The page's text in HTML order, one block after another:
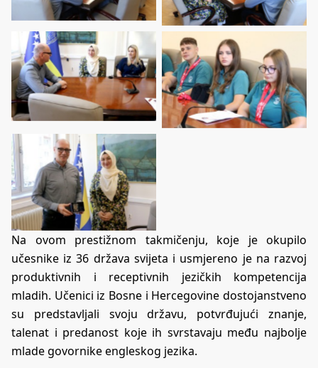
Na ovom prestižnom takmičenju, koje je okupilo
učesnike iz 36 država svijeta i usmjereno je na razvoj
produktivnih i receptivnih jezičkih kompetencija
mladih. Učenici iz Bosne i Hercegovine dostojanstveno
su predstavljali svoju državu, potvrđujući znanje,
talenat i predanost koje ih svrstavaju među najbolje
mlade govornike engleskog jezika.